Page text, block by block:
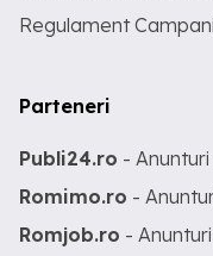
Regulament
Parteneri
Publi24.ro -
Romimo.ro -
Romjob.ro -